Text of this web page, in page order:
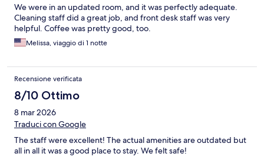
We were in an updated room, and it was perfectly adequate.
Cleaning staff did a great job, and front desk staff was very
helpful. Coffee was pretty good, too.
Melissa, viaggio di 1 notte
Recensione verificata
8/10 Ottimo
8 mar 2026
Traduci con Google
The staff were excellent! The actual amenities are outdated but
all in all it was a good place to stay. We felt safe!